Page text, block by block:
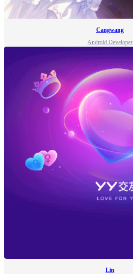
Cangwang
Android Developer
Lin